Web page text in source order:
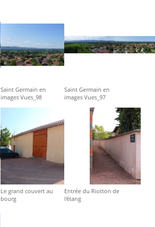
Saint Germain en
images Vues_98
Saint Germain en
images Vues_97
Le grand couvert au
bourg
Entrée du Riotton de
l'étang